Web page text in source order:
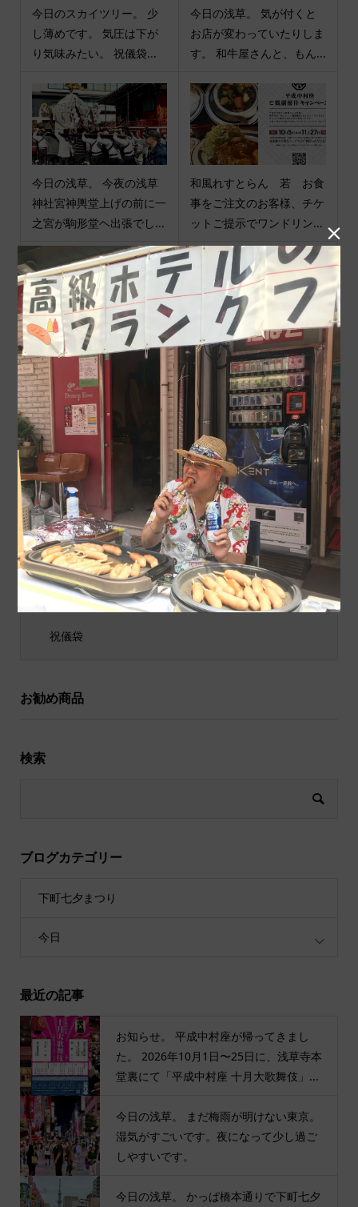
今日のスカイツリー。 少
し薄めです。 気圧は下が
り気味みたい。 祝儀袋...
今日の浅草。 気が付くと
お店が変わっていたりしま
す。 和牛屋さんと、もん...
今日の浅草。 今夜の浅草
神社宮神輿堂上げの前に一
之宮が駒形堂ヘ出張でし...
和風れすとらん 若 お食
事をご注文のお客様、チケ
ットご提示でワンドリン...
今日の浅草 東京マラソン
フレンドシップラン2025
が、台東リバーサイドス...
お知らせ。 創立45周年記
念 鼓童 浅草公演2026
「遥か－」 幸せが伝播し...
商品カテゴリ
商品ジャンル
ポチ袋
和小物
祝儀袋
お勧め商品
検索
ブログカテゴリー
下町七夕まつり
今日
最近の記事
お知らせ。 平成中村座が帰ってきまし
た。 2026年10月1日〜25日に、浅草寺本
堂裏にて「平成中村座 十月大歌舞伎」...
今日の浅草。 まだ梅雨が明けない東京。
湿気がすごいです。夜になって少し過ご
しやすいです。
今日の浅草。 かっぱ橋本通りで下町七夕
